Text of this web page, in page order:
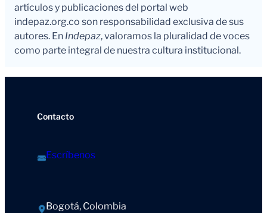
artículos y publicaciones del portal web
indepaz.org.co son responsabilidad exclusiva de sus
autores. En Indepaz, valoramos la pluralidad de voces
como parte integral de nuestra cultura institucional.
Contacto
Escríbenos
Bogotá, Colombia